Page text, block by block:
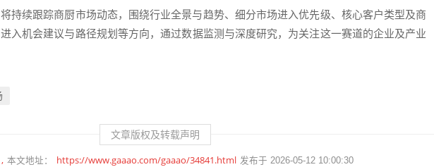
持续跟踪商厨市场动态，围绕行业全景与趋势、细分市场进入优先级、核心客户类型及商
入机会建议与路径规划等方向，通过数据监测与深度研究，为关注这一赛道的企业及产业
文章版权及转载声明
本文地址： https://www.gaaao.com/gaaao/34841.html 发布于 2026-05-12 10:00:30